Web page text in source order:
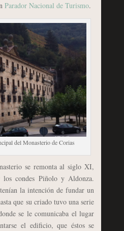
Parador Nacional de Turismo.
del Monasterio de Corias
se remonta al siglo XI,
condes Piñolo y Aldonza.
la intención de fundar un
que su criado tuvo una serie
se le comunicaba el lugar
el edificio, que éstos se